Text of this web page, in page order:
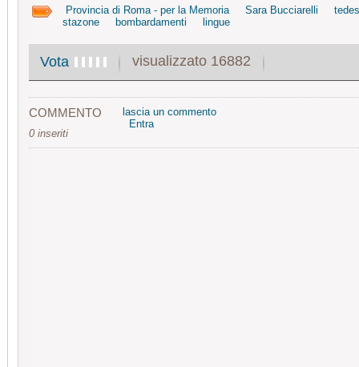
Provincia di Roma - per la Memoria Sara Bucciarelli
stazone
bombardamenti lingue
Vota visualizzato 16882
COMMENTO
0 inseriti
lascia un commento
Entra